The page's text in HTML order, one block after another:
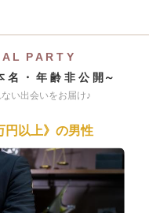
I A L P A R T Y
名 ・ 年 齢 非 公 開～
い出会いをお届け♪
円以上》の男性